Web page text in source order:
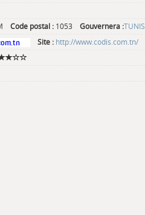
Code postal : 1053 Gouvernera :TUNIS
Site : http://www.codis.com.tn/